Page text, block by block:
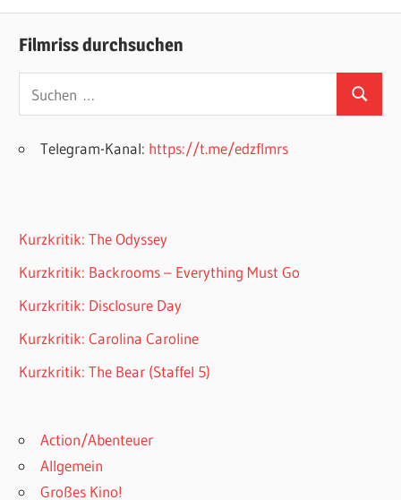
Filmriss durchsuchen
nach:
Suchen
Telegram-Kanal: https://t.me/edzflmrs
Kurzkritik: The Odyssey
Kurzkritik: Backrooms – Everything Must Go
Kurzkritik: Disclosure Day
Kurzkritik: Carolina Caroline
Kurzkritik: The Bear (Staffel 5)
Action/Abenteuer
Allgemein
Großes Kino!